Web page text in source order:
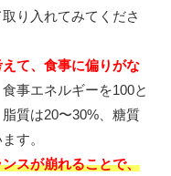
り入れてみてくださ
て、食事に偏りがな
事エネルギーを100と
質は20〜30%、糖質
す。
スが崩れることで、